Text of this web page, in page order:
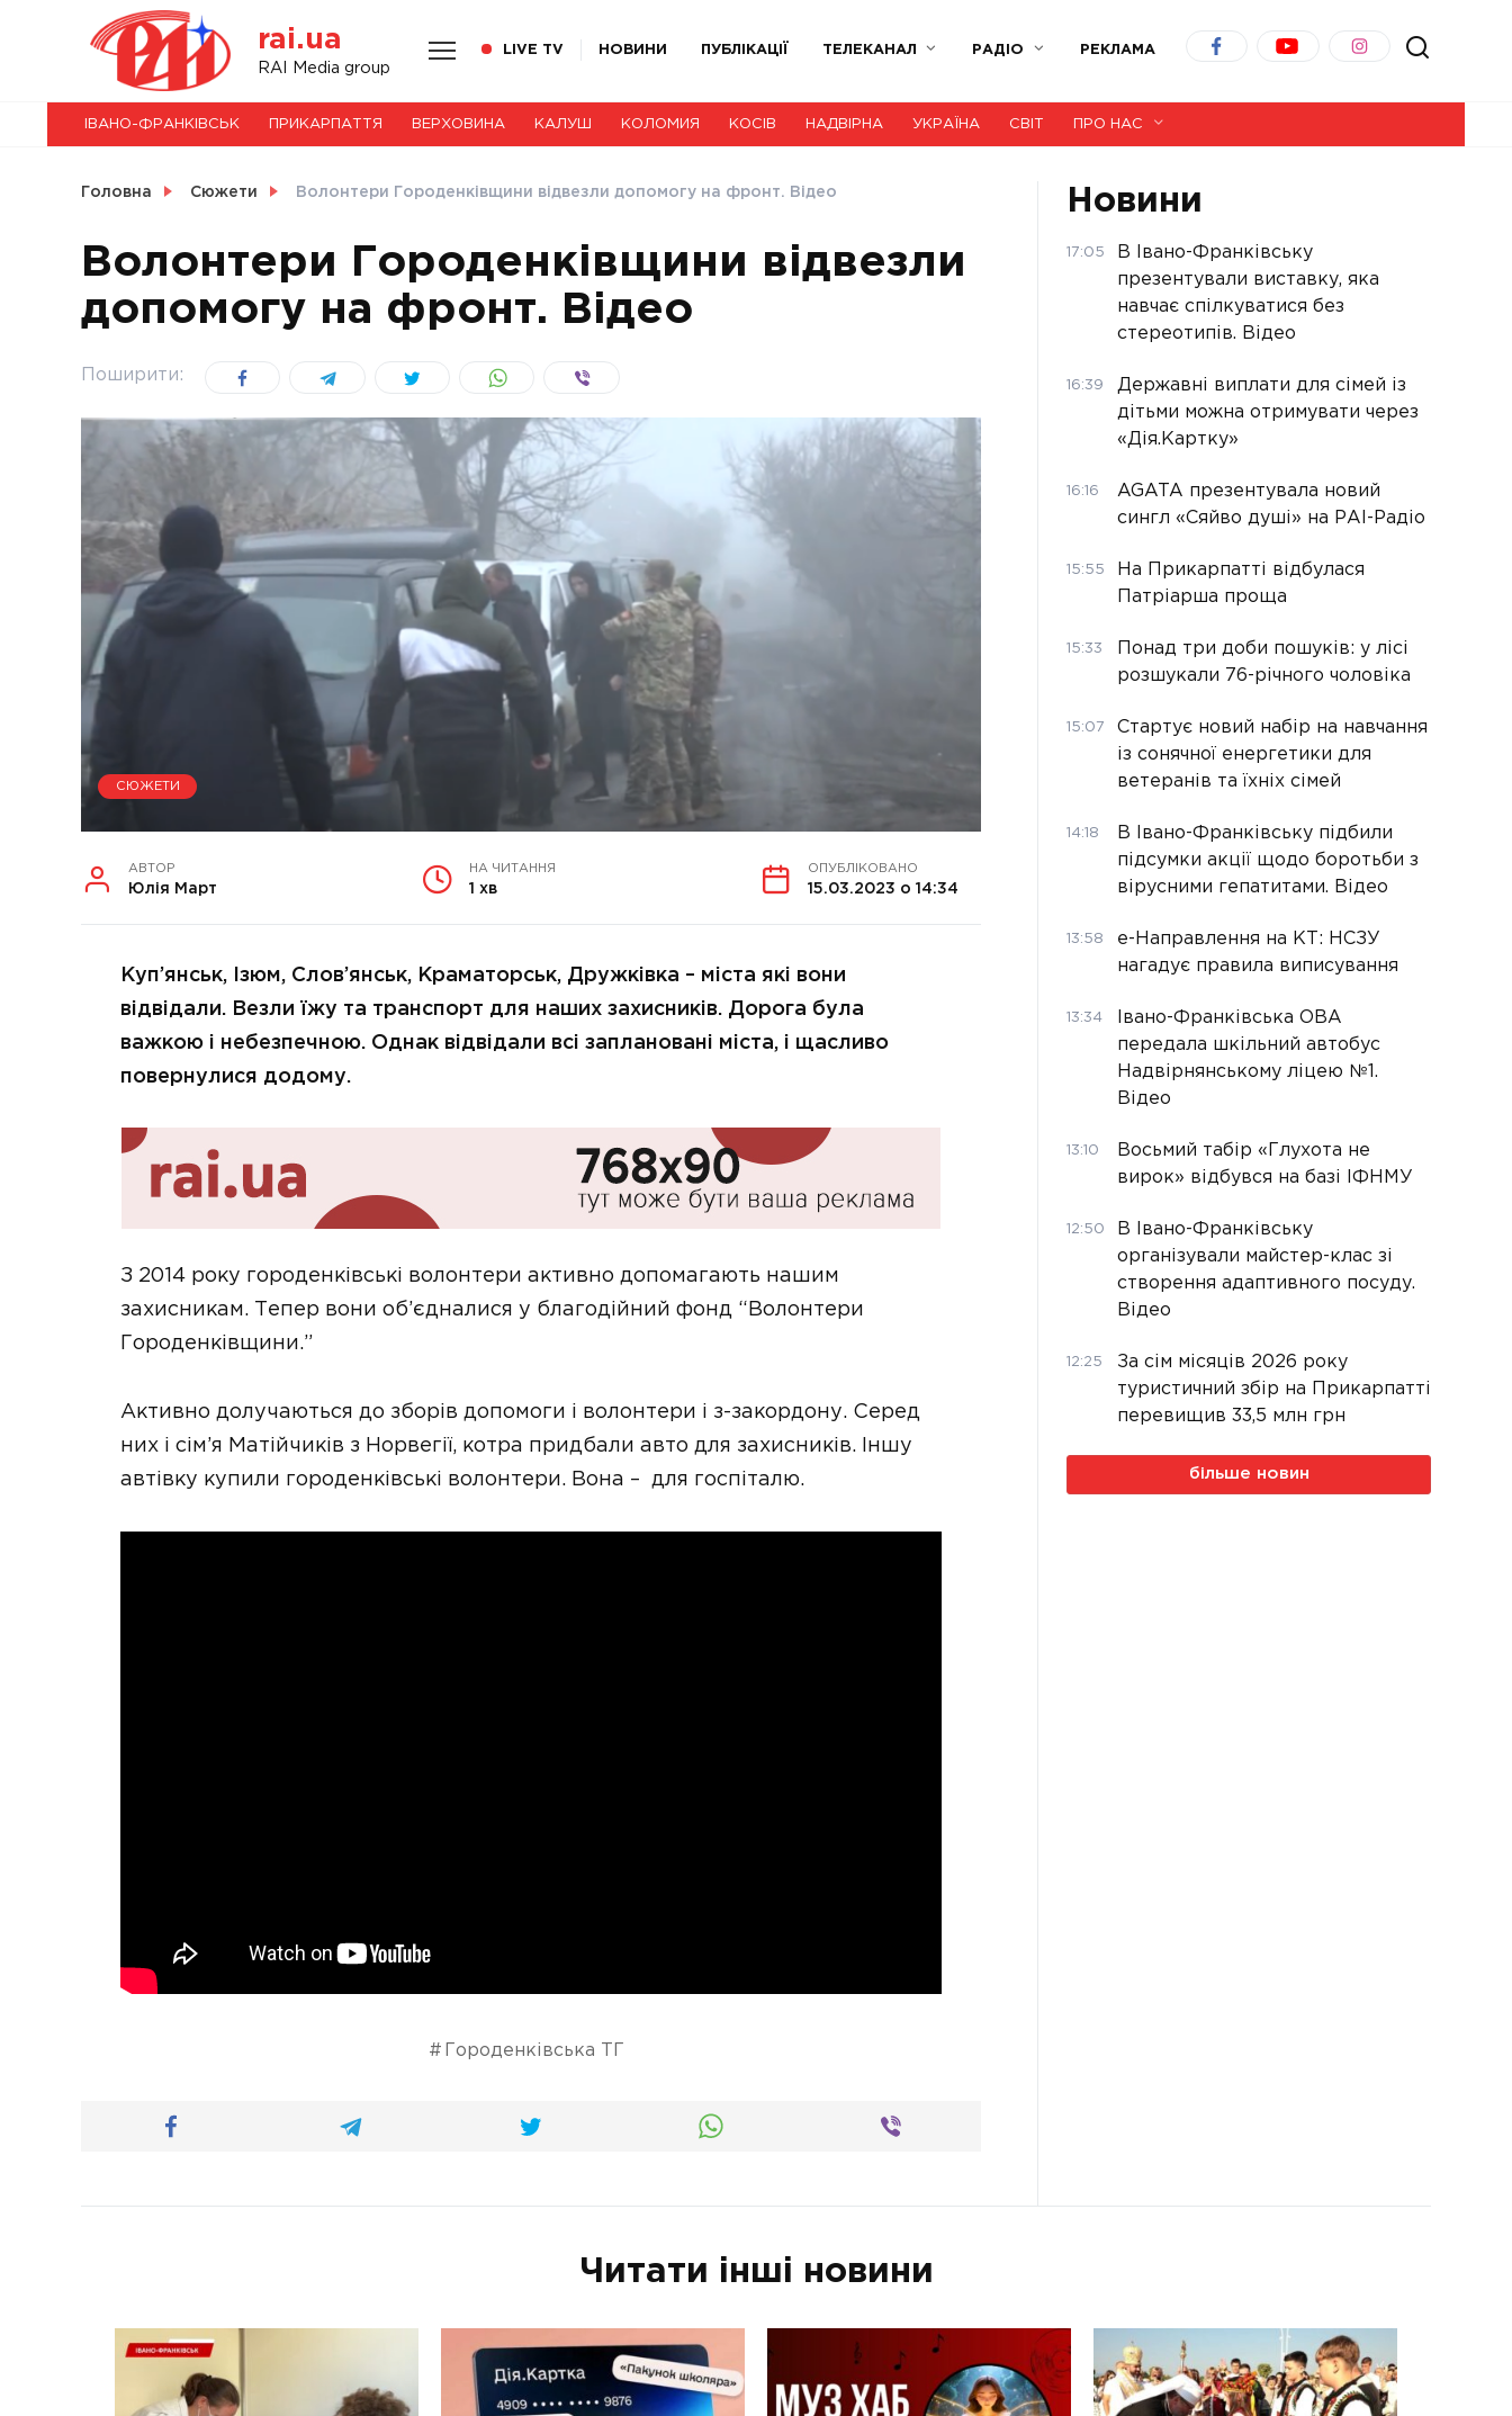
rai.ua
RAI Media group
LIVE TV НОВИНИ ПУБЛІКАЦІЇ ТЕЛЕКАНАЛ РАДІО РЕКЛАМА
НОВИНИ
СВІТ
УКРАЇНА
ІВАНО-ФРАНКІВСЬК ПРИКАРПАТТЯ ВЕРХОВИНА КАЛУШ КОЛОМИЯ КОСІВ НАДВІРНА УКРАЇНА СВІТ ПРО НАС
Головна Сюжети Волонтери Городенківщини відвезли допомогу на фронт. Відео
Волонтери Городенківщини відвезли
допомогу на фронт. Відео
Поширити:
СЮЖЕТИ
АВТОР
Юлія Март
НА ЧИТАННЯ
1 хв
ОПУБЛІКОВАНО
15.03.2023 о 14:34
Куп’янськ, Ізюм, Слов’янськ, Краматорськ, Дружківка – міста які вони
відвідали. Везли їжу та транспорт для наших захисників. Дорога була
важкою і небезпечною. Однак відвідали всі заплановані міста, і щасливо
повернулися додому.
З 2014 року городенківські волонтери активно допомагають нашим
захисникам. Тепер вони об’єдналися у благодійний фонд “Волонтери
Городенківщини.”
Активно долучаються до зборів допомоги і волонтери і з-закордону. Серед
них і сім’я Матійчиків з Норвегії, котра придбали авто для захисників. Іншу
автівку купили городенківські волонтери. Вона – для госпіталю.
Городенківська ТГ
Новини
17:05
В Івано-Франківську
презентували виставку, яка
навчає спілкуватися без
стереотипів. Відео
16:39
Державні виплати для сімей із
дітьми можна отримувати через
«Дія.Картку»
16:16
AGATA презентувала новий
сингл «Сяйво душі» на РАІ-Радіо
15:55
На Прикарпатті відбулася
Патріарша проща
15:33
Понад три доби пошуків: у лісі
розшукали 76-річного чоловіка
15:07
Стартує новий набір на навчання
із сонячної енергетики для
ветеранів та їхніх сімей
14:18
В Івано-Франківську підбили
підсумки акції щодо боротьби з
вірусними гепатитами. Відео
13:58
е-Направлення на КТ: НСЗУ
нагадує правила виписування
13:34
Івано-Франківська ОВА
передала шкільний автобус
Надвірнянському ліцею №1.
Відео
13:10
Восьмий табір «Глухота не
вирок» відбувся на базі ІФНМУ
12:50
В Івано-Франківську
організували майстер-клас зі
створення адаптивного посуду.
Відео
12:25
За сім місяців 2026 року
туристичний збір на Прикарпатті
перевищив 33,5 млн грн
більше новин
Читати інші новини